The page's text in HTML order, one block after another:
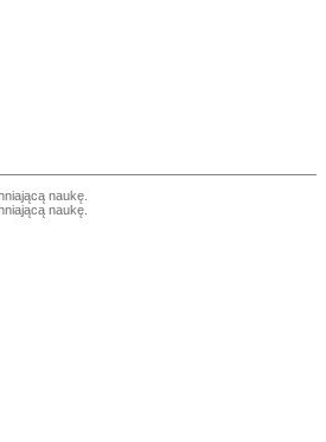
naukę.
naukę.